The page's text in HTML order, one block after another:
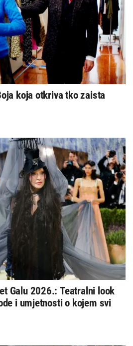
koja otkriva tko zaista
Galu 2026.: Teatralni look
i umjetnosti o kojem svi